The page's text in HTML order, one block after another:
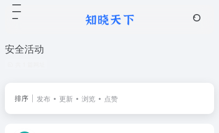
安全活动
排序 发布 更新 浏览 点赞